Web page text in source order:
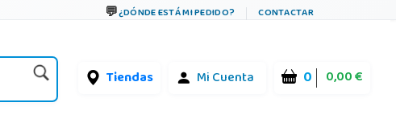
¿DÓNDE ESTÁ MI PEDIDO? CONTACTAR
Tiendas Mi Cuenta 0 0,00 €